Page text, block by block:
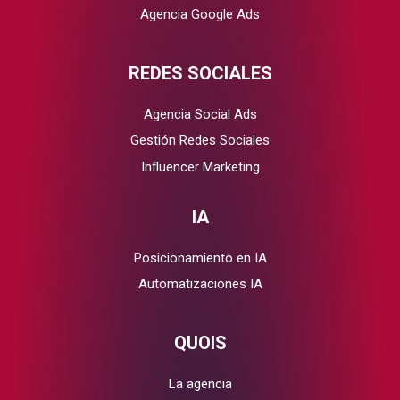
Agencia Google Ads
REDES SOCIALES
Agencia Social Ads
Gestión Redes Sociales
Influencer Marketing
IA
Posicionamiento en IA
Automatizaciones IA
QUOIS
La agencia